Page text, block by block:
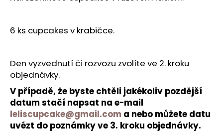
6 ks cupcakes v krabičce.
Den vyzvednutí či rozvozu zvolíte ve 2. kroku
objednávky.
V případě, že byste chtěli jakékoliv pozdější
datum stačí napsat na e-mail
leliscupcake@gmail.com a nebo můžete datu
uvézt do poznámky ve 3. kroku objednávky.
m